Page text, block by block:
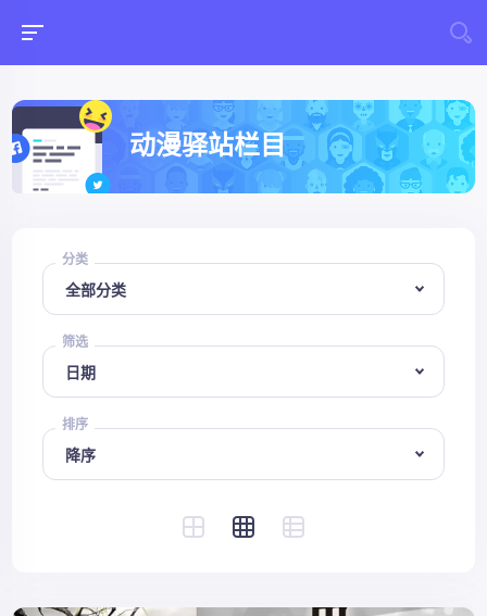
动漫驿站栏目
分类
筛选
排序